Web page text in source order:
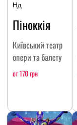
Нд
Піноккія
Київський театр
опери та балету
от 170 грн